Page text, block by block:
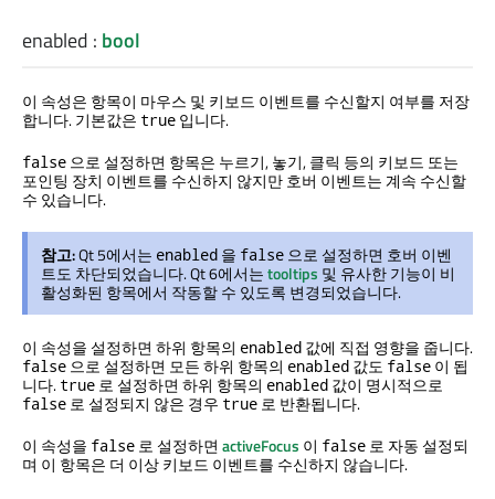
enabled : bool
이 속성은 항목이 마우스 및 키보드 이벤트를 수신할지 여부를 저장
합니다. 기본값은 true 입니다.
false 으로 설정하면 항목은 누르기, 놓기, 클릭 등의 키보드 또는
포인팅 장치 이벤트를 수신하지 않지만 호버 이벤트는 계속 수신할
수 있습니다.
참고:Qt 5에서는 enabled 을 false 으로 설정하면 호버 이벤
트도 차단되었습니다. Qt 6에서는tooltips 및 유사한 기능이 비
활성화된 항목에서 작동할 수 있도록 변경되었습니다.
이 속성을 설정하면 하위 항목의 enabled 값에 직접 영향을 줍니다.
false 으로 설정하면 모든 하위 항목의 enabled 값도 false 이 됩
니다. true 로 설정하면 하위 항목의 enabled 값이 명시적으로
false 로 설정되지 않은 경우 true 로 반환됩니다.
이 속성을 false 로 설정하면 activeFocus 이 false 로 자동 설정되
며 이 항목은 더 이상 키보드 이벤트를 수신하지 않습니다.